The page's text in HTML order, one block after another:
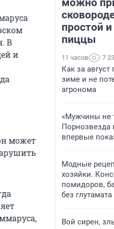
В
и
может
можно
простой
пиццы
11 часов 7
Как за август
зиме и не
агронома
«Мужчины не
Порнозвезда
впервые
Модные
хозяйки.
помидоров,
без
Вой сирен,